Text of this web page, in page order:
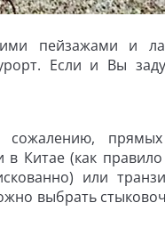
пейзажами и
Если и Вы
в Китае (как
или
выбрать